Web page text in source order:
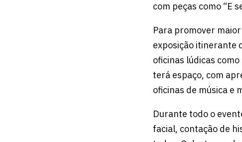
com peças como “E
Para promover
exposição itinerante
oficinas lúdicas
terá espaço, com
oficinas de música e
Durante todo o
facial, contação de